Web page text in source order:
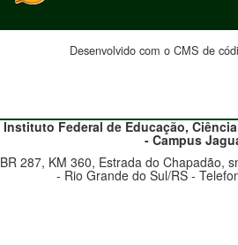
Desenvolvido com o CMS de
Instituto Federal de Educação,
- Campus
BR 287, KM 360, Estrada do Chapadão,
- Rio Grande do Sul/RS -